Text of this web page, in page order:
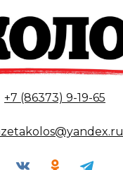
+7 (86373) 9-19-65